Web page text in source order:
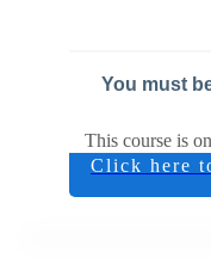
You must
This course is
Click here